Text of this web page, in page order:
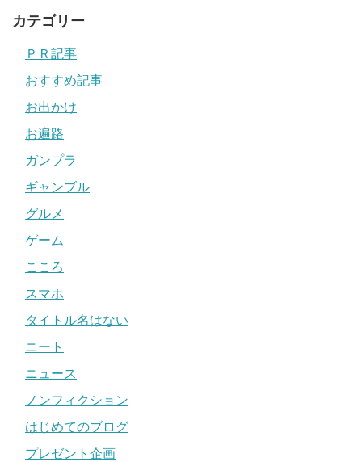
カテゴリー
ＰＲ記事
おすすめ記事
お出かけ
お遍路
ガンプラ
ギャンブル
グルメ
ゲーム
こころ
スマホ
タイトル名はない
ニート
ニュース
ノンフィクション
はじめてのブログ
プレゼント企画